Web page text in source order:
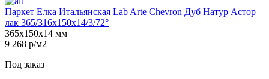
Паркет Елка Итальянская Lab Arte Chevron Дуб Натур Астор
лак 365/316х150х14/3/72°
365х150х14 мм
9 268 р/м2
Под заказ